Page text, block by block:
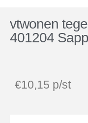
vtwonen
401204
€10,15 p/st